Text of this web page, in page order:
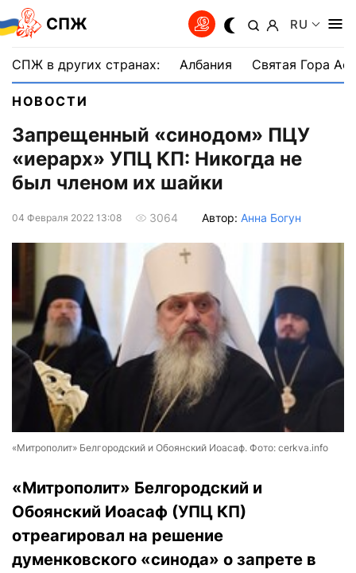
СПЖ RU
СПЖ в других странах: Албания Святая Гора
НОВОСТИ
Запрещенный «синодом» ПЦУ
«иерарх» УПЦ КП: Никогда не
был членом их шайки
04 Февраля 2022 13:08 3064 Автор: Анна Богун
«Митрополит» Белгородский и Обоянский Иоасаф. Фото: cerkva.info
«Митрополит» Белгородский и
Обоянский Иоасаф (УПЦ КП)
отреагировал на решение
думенковского «синода» о запрете в